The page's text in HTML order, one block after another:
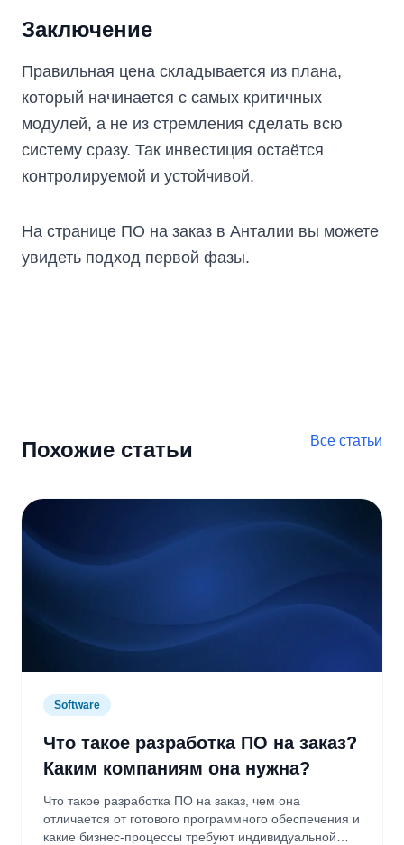
Заключение
Правильная цена складывается из плана,
который начинается с самых критичных
модулей, а не из стремления сделать всю
систему сразу. Так инвестиция остаётся
контролируемой и устойчивой.
На странице ПО на заказ в Анталии вы можете
увидеть подход первой фазы.
Похожие статьи Все статьи
Software
Что такое разработка ПО на заказ?
Каким компаниям она нужна?
Что такое разработка ПО на заказ, чем она
отличается от готового программного обеспечения и
какие бизнес-процессы требуют индивидуальной